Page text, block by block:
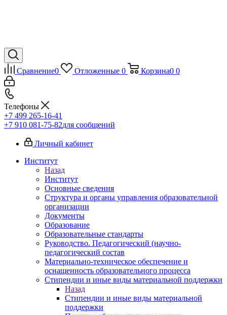
Сравнение0 Отложенные 0 Корзина0 0
Телефоны
+7 499 265-16-41
+7 910 081-75-82для сообщений
Личный кабинет
Институт
Назад
Институт
Основные сведения
Структура и органы управления образовательной
организации
Документы
Образование
Образовательные стандарты
Руководство. Педагогический (научно-
педагогический состав
Материально-техническое обеспечение и
оснащенность образовательного процесса
Стипендии и иные виды материальной поддержки
Назад
Стипендии и иные виды материальной
поддержки